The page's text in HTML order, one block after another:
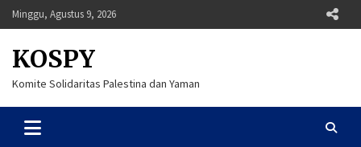
Skip
to
Minggu, Agustus 9, 2026
KOSPY
Komite Solidaritas Palestina dan Yaman